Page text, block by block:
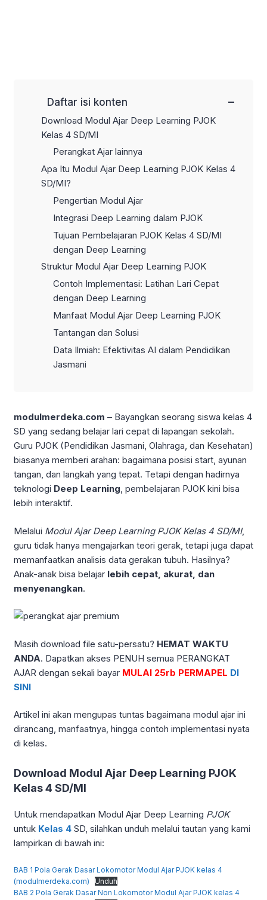
Daftar isi konten −
Download Modul Ajar Deep Learning PJOK
Kelas 4 SD/MI
Perangkat Ajar lainnya
Apa Itu Modul Ajar Deep Learning PJOK Kelas 4
SD/MI?
Pengertian Modul Ajar
Integrasi Deep Learning dalam PJOK
Tujuan Pembelajaran PJOK Kelas 4 SD/MI
dengan Deep Learning
Struktur Modul Ajar Deep Learning PJOK
Contoh Implementasi: Latihan Lari Cepat
dengan Deep Learning
Manfaat Modul Ajar Deep Learning PJOK
Tantangan dan Solusi
Data Ilmiah: Efektivitas AI dalam Pendidikan
Jasmani
modulmerdeka.com – Bayangkan seorang siswa kelas 4
SD yang sedang belajar lari cepat di lapangan sekolah.
Guru PJOK (Pendidikan Jasmani, Olahraga, dan Kesehatan)
biasanya memberi arahan: bagaimana posisi start, ayunan
tangan, dan langkah yang tepat. Tetapi dengan hadirnya
teknologi Deep Learning, pembelajaran PJOK kini bisa
lebih interaktif.
Melalui Modul Ajar Deep Learning PJOK Kelas 4 SD/MI,
guru tidak hanya mengajarkan teori gerak, tetapi juga dapat
memanfaatkan analisis data gerakan tubuh. Hasilnya?
Anak-anak bisa belajar lebih cepat, akurat, dan
menyenangkan.
Masih download file satu-persatu? HEMAT WAKTU
ANDA. Dapatkan akses PENUH semua PERANGKAT
AJAR dengan sekali bayar MULAI 25rb PERMAPEL DI
SINI
Artikel ini akan mengupas tuntas bagaimana modul ajar ini
dirancang, manfaatnya, hingga contoh implementasi nyata
di kelas.
Download Modul Ajar Deep Learning PJOK
Kelas 4 SD/MI
Untuk mendapatkan Modul Ajar Deep Learning PJOK
untuk Kelas 4 SD, silahkan unduh melalui tautan yang kami
lampirkan di bawah ini:
BAB 1 Pola Gerak Dasar Lokomotor Modul Ajar PJOK kelas 4
(modulmerdeka.com)
Unduh
BAB 2 Pola Gerak Dasar Non Lokomotor Modul Ajar PJOK kelas 4